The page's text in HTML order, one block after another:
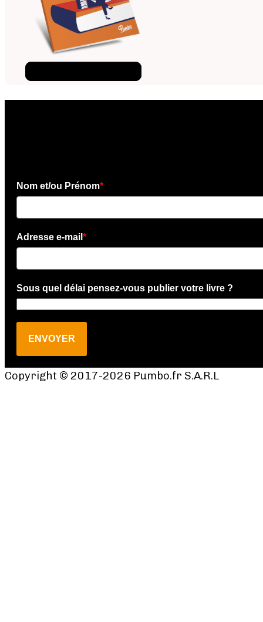
Nom et/ou Prénom*
Adresse e-mail *
Sous quel délai pensez-vous publier votre livre ?
ENVOYER
Copyright © 2017-2026 Pumbo.fr S.A.R.L